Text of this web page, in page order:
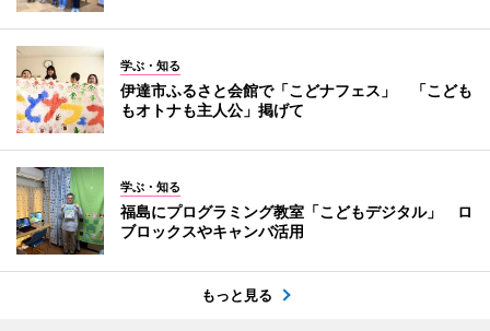
学ぶ・知る
伊達市ふるさと会館で「こどナフェス」 「こども
もオトナも主人公」掲げて
学ぶ・知る
福島にプログラミング教室「こどもデジタル」 ロ
ブロックスやキャンバ活用
もっと見る